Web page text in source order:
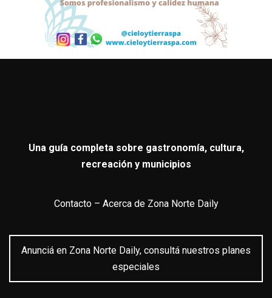
Una guía completa sobre gastronomía, cultura,
recreación y municipios
Contacto– Acerca de Zona Norte Daily
Anunciá en Zona Norte Daily, consultá nuestros planes
especiales